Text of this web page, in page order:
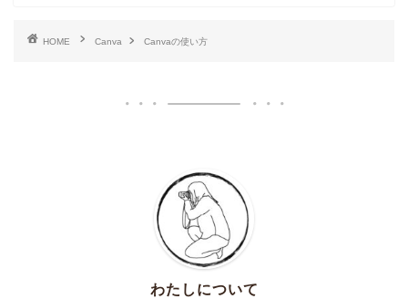
HOME Canva Canvaの使い方
わたしについて